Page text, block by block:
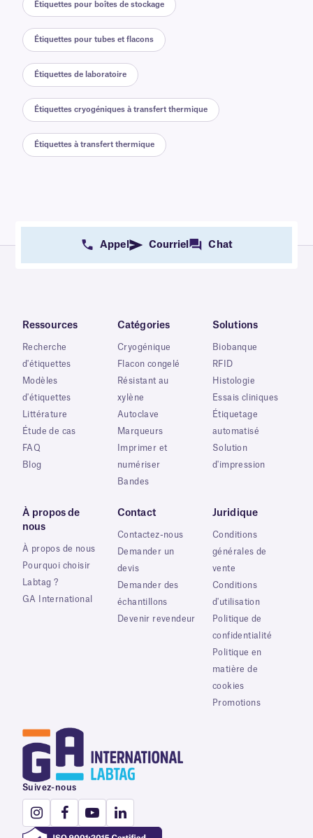
Étiquettes pour boîtes de stockage
Étiquettes pour tubes et flacons
Étiquettes de laboratoire
Étiquettes cryogéniques à transfert thermique
Étiquettes à transfert thermique
Appel Courriel Chat
Ressources
Recherche
d'étiquettes
Modèles
d'étiquettes
Littérature
Étude de cas
FAQ
Blog
Catégories
Cryogénique
Flacon congelé
Résistant au
xylène
Autoclave
Marqueurs
Imprimer et
numériser
Bandes
Solutions
Biobanque
RFID
Histologie
Essais cliniques
Étiquetage
automatisé
Solution
d'impression
À propos de
nous
À propos de nous
Pourquoi choisir
Labtag ?
GA International
Contact
Contactez-nous
Demander un
devis
Demander des
échantillons
Devenir revendeur
Juridique
Conditions
générales de
vente
Conditions
d'utilisation
Politique de
confidentialité
Politique en
matière de
cookies
Promotions
Suivez-nous